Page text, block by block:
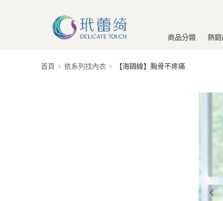
商品分類 熱銷
首頁 依系列找內衣 【海鷗線】胸骨不疼痛